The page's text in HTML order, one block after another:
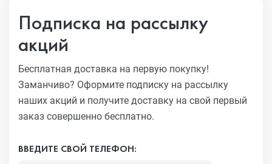
Подписка на рассылку
акций
Бесплатная доставка на первую покупку!
Заманчиво? Оформите подписку на рассылку
наших акций и получите доставку на свой первый
заказ совершенно бесплатно.
ВВЕДИТЕ СВОЙ ТЕЛЕФОН: